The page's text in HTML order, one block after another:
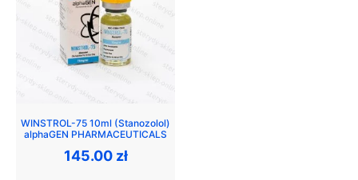
WINSTROL-75 10ml (Stanozolol)
alphaGEN PHARMACEUTICALS
145.00 zł